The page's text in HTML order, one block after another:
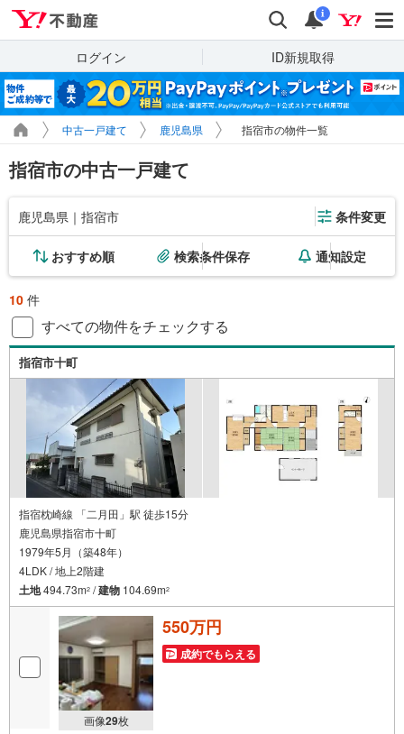
検索 通知
i
ログイン ID新規取得
中古一戸建て 鹿児島県 指宿市の物件一覧
指宿市の中古一戸建て
鹿児島県｜指宿市 条件変更
おすすめ順 検索条件保存 通知設定
10 件
すべての物件をチェックする
指宿市十町
指宿枕崎線 「二月田」駅 徒歩15分
鹿児島県指宿市十町
1979年5月（築48年）
4LDK / 地上2階建
土地494.73m2 /建物 104.69m2
画像29枚
550万円
成約でもらえる